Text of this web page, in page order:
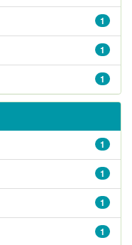
1
1
1
1
1
1
1